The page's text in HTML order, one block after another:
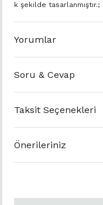
k şekilde tasarlanmıştır.;
Yorumlar
Soru & Cevap
Taksit Seçenekleri
Önerileriniz